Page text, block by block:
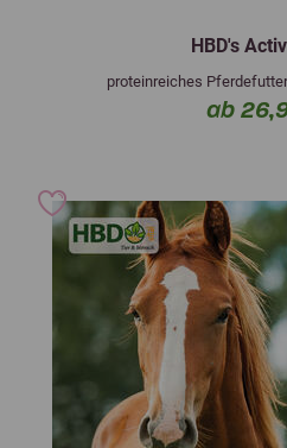
HBD's
proteinreiches
ab